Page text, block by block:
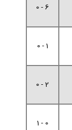
6 - 0
1 - 0
2 - 0
0 - 1